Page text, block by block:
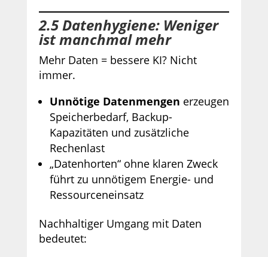
2.5 Datenhygiene: Weniger
ist manchmal mehr
Mehr Daten = bessere KI? Nicht
immer.
Unnötige Datenmengen erzeugen
Speicherbedarf, Backup-
Kapazitäten und zusätzliche
Rechenlast
„Datenhorten“ ohne klaren Zweck
führt zu unnötigem Energie- und
Ressourceneinsatz
Nachhaltiger Umgang mit Daten
bedeutet: